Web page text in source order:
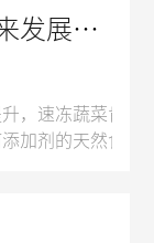
粮我买网、顺
目标群体很吻
电商的发展也
内，从零下1度
解析我国冷库速冻蔬菜未来发展潜力无限
，速冻蔬菜肯
剂的天然食品，
目标群体很吻